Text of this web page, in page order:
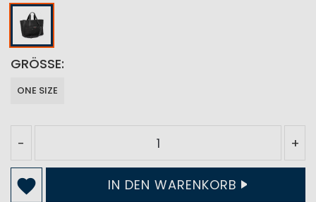
GRÖSSE
ONE SIZE
- +
IN DEN WARENKORB